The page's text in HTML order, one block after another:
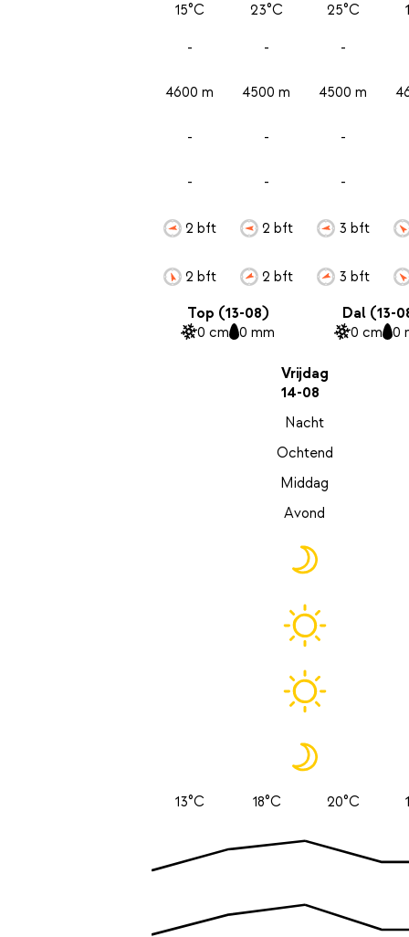
15°C
-
4600 m
-
-
2 bft
2 bft
23°C
-
4500 m
-
-
2 bft
2 bft
25°C
-
4500 m
-
-
3 bft
3 bft
Top (13-08)
0 cm 0 mm
Dal (13-
0 cm 0
Vrijdag
14-08
Nacht
Ochtend
Middag
Avond
13°C 18°C 20°C